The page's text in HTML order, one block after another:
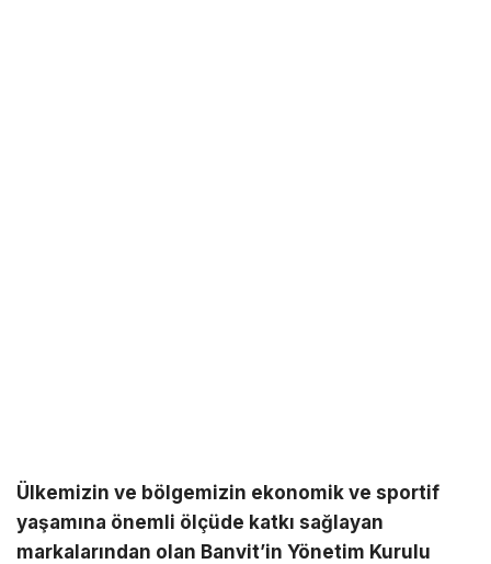
Ülkemizin ve bölgemizin ekonomik ve sportif
yaşamına önemli ölçüde katkı sağlayan
markalarından olan Banvit’in Yönetim Kurulu